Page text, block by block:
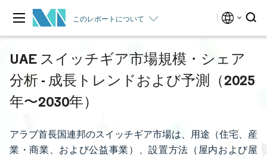
このレポートについて
UAE スイッチギア市場規模・シェア
分析 - 成長トレンドおよび予測（2025
年〜2030年）
アラブ首長国連邦のスイッチギア市場は、用途（住宅、産
業・商業、および公益事業）、設置方法（屋内および屋